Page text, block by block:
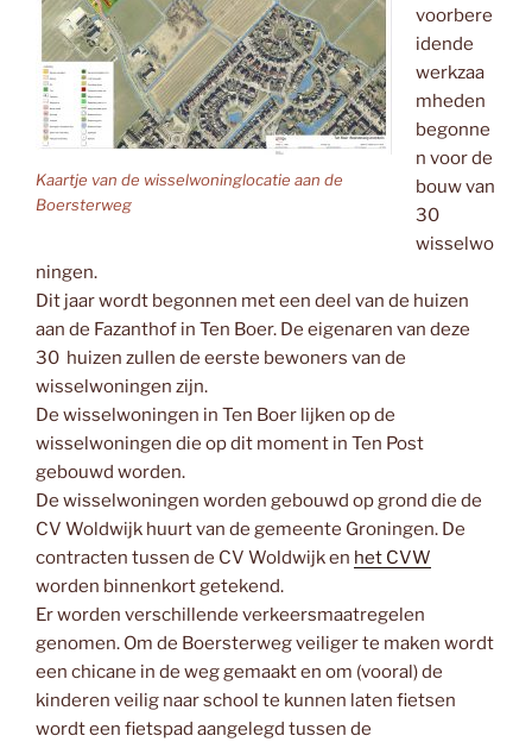
Kaartje van de wisselwoninglocatie aan de
Boersterweg
voorbere
idende
werkzaa
mheden
begonne
n voor de
bouw van
30
wisselwo
ningen.
Dit jaar wordt begonnen met een deel van de huizen
aan de Fazanthof in Ten Boer. De eigenaren van deze
30 huizen zullen de eerste bewoners van de
wisselwoningen zijn.
De wisselwoningen in Ten Boer lijken op de
wisselwoningen die op dit moment in Ten Post
gebouwd worden.
De wisselwoningen worden gebouwd op grond die de
CV Woldwijk huurt van de gemeente Groningen. De
contracten tussen de CV Woldwijk en het CVW
worden binnenkort getekend.
Er worden verschillende verkeersmaatregelen
genomen. Om de Boersterweg veiliger te maken wordt
een chicane in de weg gemaakt en om (vooral) de
kinderen veilig naar school te kunnen laten fietsen
wordt een fietspad aangelegd tussen de